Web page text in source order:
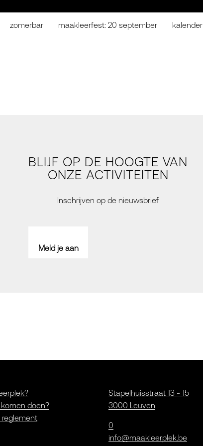
zomerbar maakleerfest: 20 september kalender
BLIJF OP DE HOOGTE VAN
ONZE ACTIVITEITEN
Inschrijven op de nieuwsbrief
Meld je aan
doen?
reglement
Stapelhuisstraat 13 - 15
3000 Leuven
0
info@maakleerplek.be